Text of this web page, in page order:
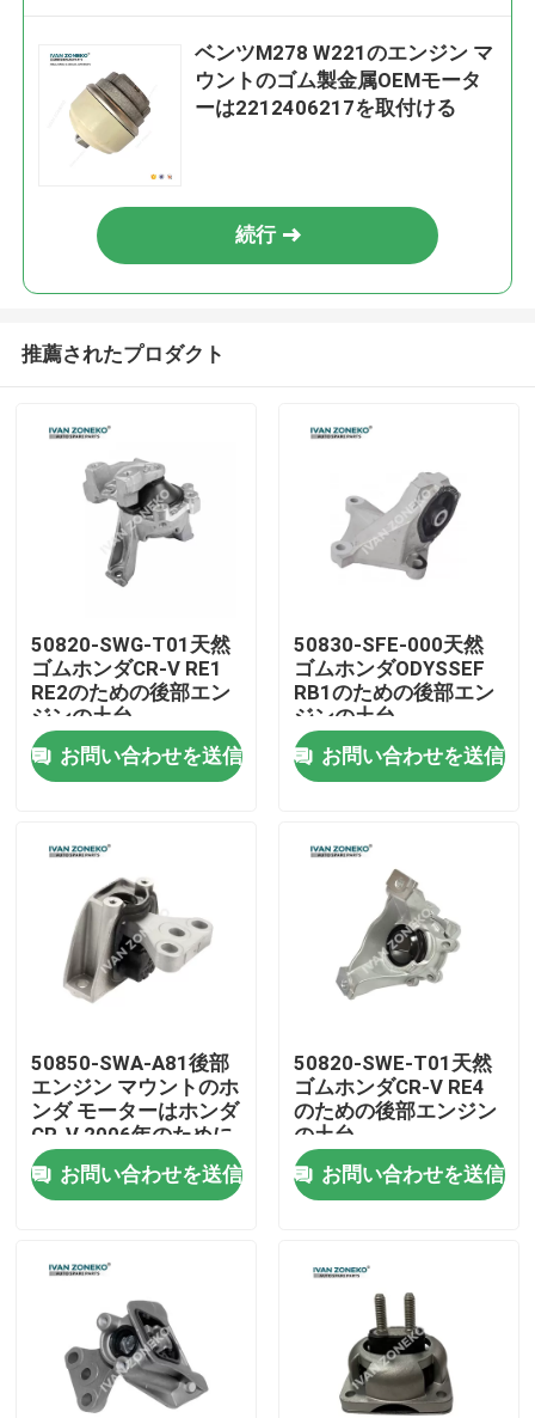
家
VRショー
工場見学
品質管理
ニュース
ケース
ベンツM278 W221のエンジン マ
ウントのゴム製金属OEMモータ
ーは2212406217を取付ける
続行
推薦されたプロダクト
50820-SWG-T01天然
ゴムホンダCR-V RE1
RE2のための後部エン
ジンの土台
お問い合わせを送信
50830-SFE-000天然
ゴムホンダODYSSEF
RB1のための後部エン
ジンの土台
お問い合わせを送信
50850-SWA-A81後部
エンジン マウントのホ
ンダ モーターはホンダ
CR-V 2006年のために
取付ける
お問い合わせを送信
50820-SWE-T01天然
ゴムホンダCR-V RE4
のための後部エンジン
の土台
お問い合わせを送信